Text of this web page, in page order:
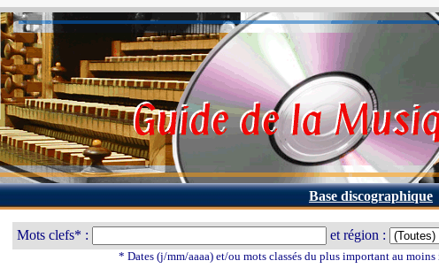
Base discographique
Mots clefs* : et région :
* Dates (j/mm/aaaa) et/ou mots classés du plus important au